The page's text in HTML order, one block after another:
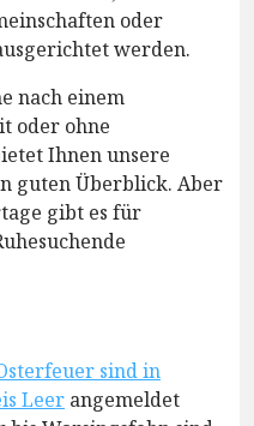
oder
werden.
nach einem
oder ohne
Ihnen unsere
guten Überblick. Aber
gibt es für
sind in
Leer angemeldet